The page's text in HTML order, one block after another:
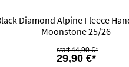
Diamond Alpine Fleece
Moonstone 25/26
29,90 €*
44,90 €*